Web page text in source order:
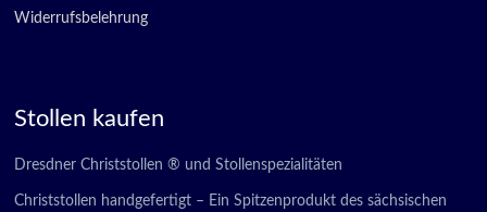
Widerrufsbelehrung
Stollen kaufen
Dresdner Christstollen ® und Stollenspezialitäten
Christstollen handgefertigt – Ein Spitzenprodukt des sächsischen